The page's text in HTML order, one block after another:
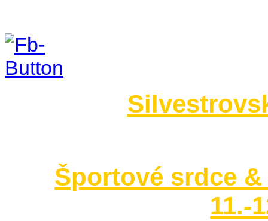
Športové srdce
11.-